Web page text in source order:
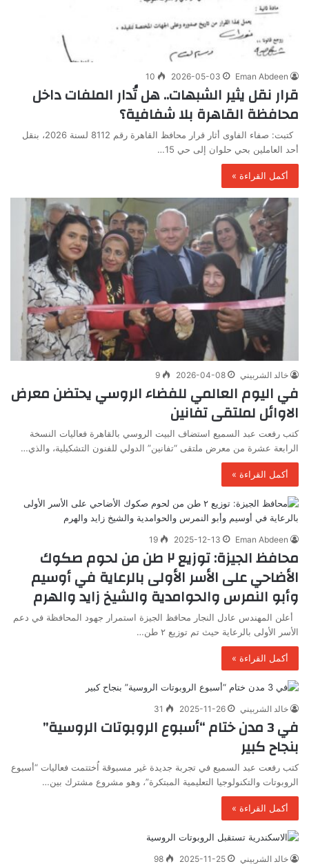
Eman Abdeen
2026-05-03
10
قرار نقل يثير الشبهات.. هل تُدار الملفات داخل
محافظة القاهرة بلا شفافية؟
كتبت: صفاء الفاوى أثار قرار محافظ القاهرة رقم 8112 لسنة 2026، بنقل
أحد العاملين بحي حلوان إلى حي 15…
أكمل القراءة »
خالد الشربيني 2026-04-08
9
في اليوم العالمي للفضاء الروسي يحتضن معرض
الاوائل لملتقى تفانين
كتب رفعت عبد السميع استضاف البيت الروسي بالقاهرة فعاليات النسخة
الرابعة عشرة من معرض ملتقى “تفانين” الدولي للفنون التشكيلية، والذي…
أكمل القراءة »
Eman Abdeen
2025-12-13
19
محافظ الجيزة: توزيع ٢ طن من لحوم صكوك
الأضاحي على الأسر الأولى بالرعاية في أوسيم
وأبو النمرس والحوامدية والشيخ زايد والهرم
أعلن المهندس عادل النجار محافظ الجيزة استمرار جهود المحافظة في دعم
الأسر الأولى بالرعاية حيث تم توزيع ٢ طن…
أكمل القراءة »
خالد الشربيني 2025-11-26
31
في 3 مدن ختام “أسبوع الروبوتات الروسية”
بنجاح كبير
كتب رفعت عبد السميع في تجربة جديدة غير مسبوقة اُختتمت فعاليات “أسبوع
الروبوتات والتكنولوجيا التعليمية المبتكرة”، وهو مشروع مشترك بين…
أكمل القراءة »
خالد الشربيني 2025-11-25
98